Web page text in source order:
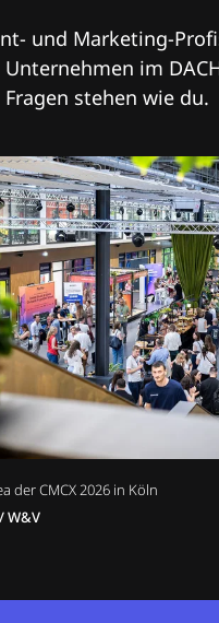
der CMCX 2026 in Köln
W&V
und Marketing-
im
stehen wie du.